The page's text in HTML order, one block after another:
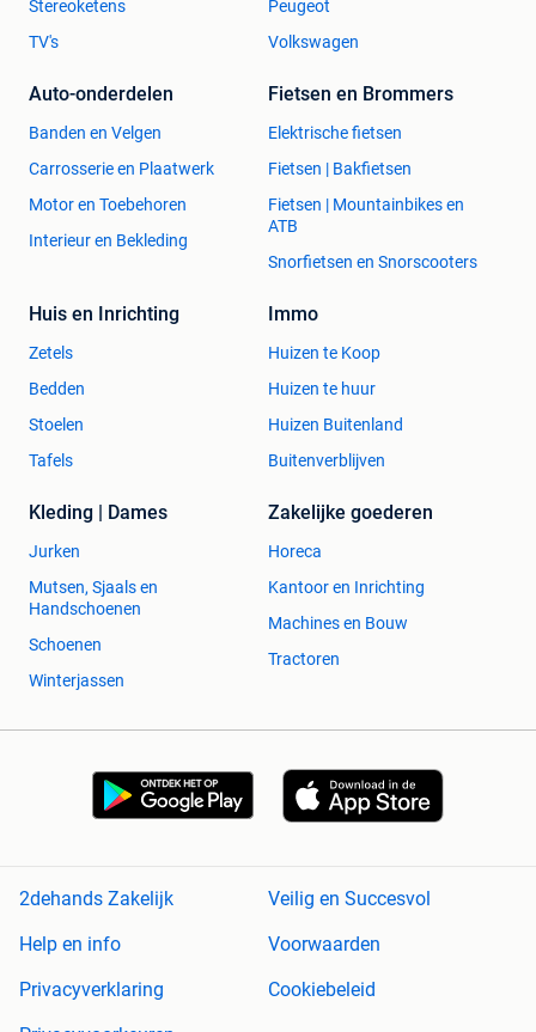
Stereoketens
TV's
Peugeot
Volkswagen
Auto-onderdelen
Banden en Velgen
Carrosserie en Plaatwerk
Motor en Toebehoren
Interieur en Bekleding
Fietsen en Brommers
Elektrische fietsen
Fietsen | Bakfietsen
Fietsen | Mountainbikes en
ATB
Snorfietsen en Snorscooters
Huis en Inrichting
Zetels
Bedden
Stoelen
Tafels
Immo
Huizen te Koop
Huizen te huur
Huizen Buitenland
Buitenverblijven
Kleding | Dames
Jurken
Mutsen, Sjaals en
Handschoenen
Schoenen
Winterjassen
Zakelijke goederen
Horeca
Kantoor en Inrichting
Machines en Bouw
Tractoren
2dehands Zakelijk
Veilig en Succesvol
Help en info
Voorwaarden
Privacyverklaring
Cookiebeleid